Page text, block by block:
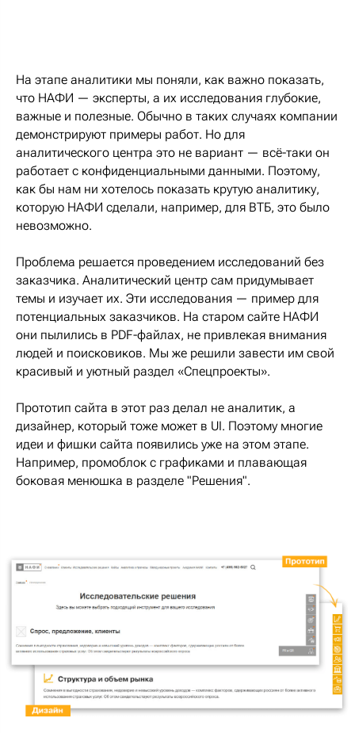
На этапе аналитики мы поняли, как важно показать,
что НАФИ — эксперты, а их исследования глубокие,
важные и полезные. Обычно в таких случаях компании
демонстрируют примеры работ. Но для
аналитического центра это не вариант — всё-таки он
работает с конфиденциальными данными. Поэтому,
как бы нам ни хотелось показать крутую аналитику,
которую НАФИ сделали, например, для ВТБ, это было
невозможно.
Проблема решается проведением исследований без
заказчика. Аналитический центр сам придумывает
темы и изучает их. Эти исследования — пример для
потенциальных заказчиков. На старом сайте НАФИ
они пылились в PDF-файлах, не привлекая внимания
людей и поисковиков. Мы же решили завести им свой
красивый и уютный раздел «Спецпроекты».
Прототип сайта в этот раз делал не аналитик, а
дизайнер, который тоже может в UI. Поэтому многие
идеи и фишки сайта появились уже на этом этапе.
Например, промоблок с графиками и плавающая
боковая менюшка в разделе "Решения".